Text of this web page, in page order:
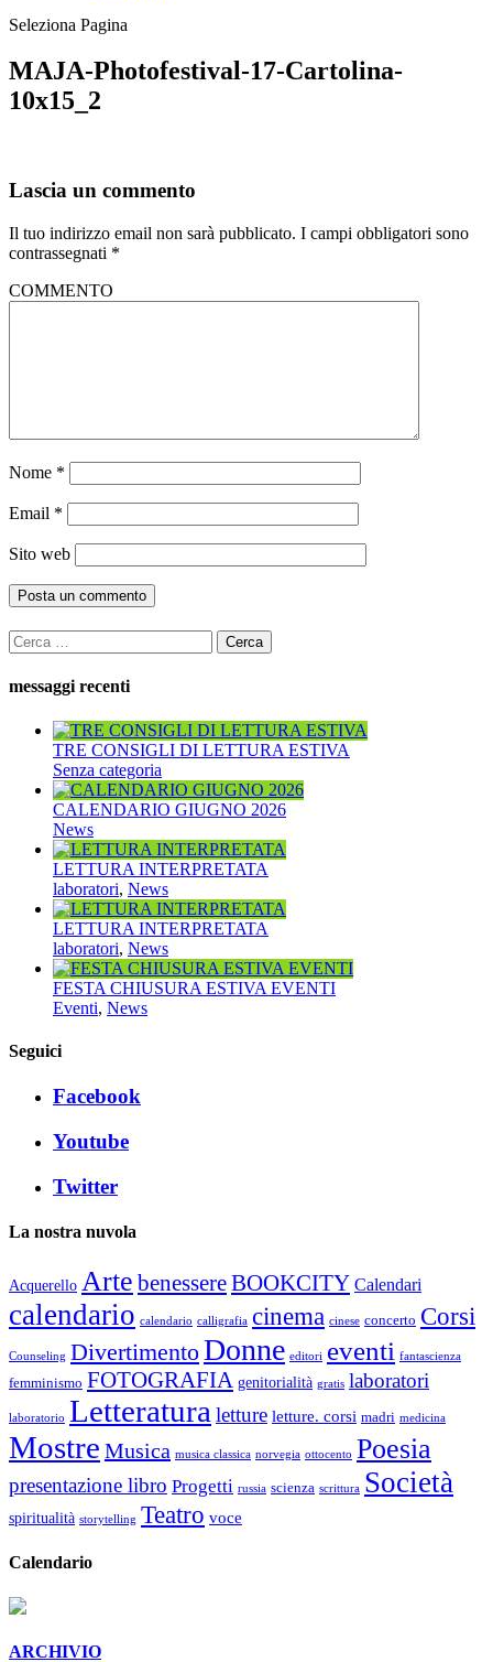
Seleziona Pagina
MAJA-Photofestival-17-Cartolina-
10x15_2
Lascia un commento
Il tuo indirizzo email non sarà pubblicato. I campi obbligatori sono
contrassegnati *
COMMENTO
Nome *
Email *
Sito web
Ricerca
per:
messaggi recenti
TRE CONSIGLI DI LETTURA ESTIVA
Senza categoria
CALENDARIO GIUGNO 2026
News
LETTURA INTERPRETATA
laboratori, News
LETTURA INTERPRETATA
laboratori, News
FESTA CHIUSURA ESTIVA EVENTI
Eventi, News
Seguici
Facebook
Youtube
Twitter
La nostra nuvola
Acquerello Arte benessereBOOKCITY Calendari
calendario calendario calligrafia cinema cinese concerto Corsi
Counseling DivertimentoDonne editori eventi fantascienza
femminismo FOTOGRAFIA genitorialità gratis laboratori
laboratorio Letteratura letture letture. corsi madri medicina
Mostre Musica musica classica norvegia ottocento Poesia
presentazione libro Progetti russia scienza scrittura Società
spiritualità storytelling Teatro voce
Calendario
ARCHIVIO